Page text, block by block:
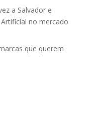
a Salvador e
no mercado
que querem